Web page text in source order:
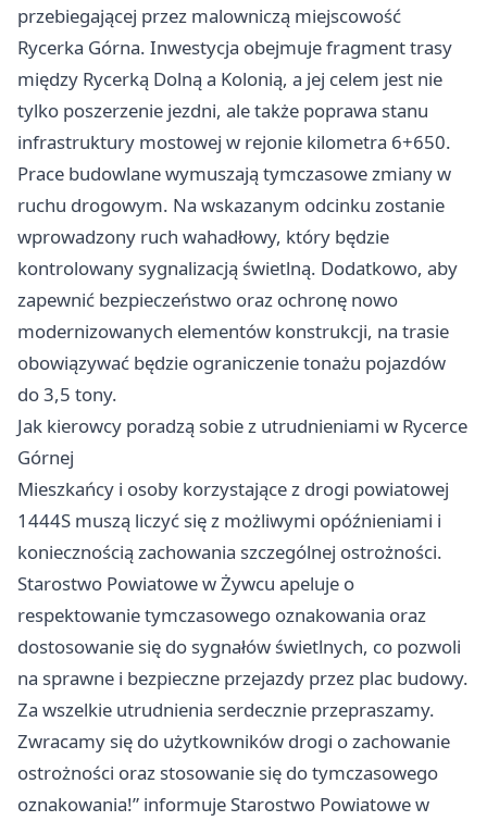
przebiegającej przez malowniczą miejscowość
Rycerka Górna. Inwestycja obejmuje fragment trasy
między Rycerką Dolną a Kolonią, a jej celem jest nie
tylko poszerzenie jezdni, ale także poprawa stanu
infrastruktury mostowej w rejonie kilometra 6+650.
Prace budowlane wymuszają tymczasowe zmiany w
ruchu drogowym. Na wskazanym odcinku zostanie
wprowadzony ruch wahadłowy, który będzie
kontrolowany sygnalizacją świetlną. Dodatkowo, aby
zapewnić bezpieczeństwo oraz ochronę nowo
modernizowanych elementów konstrukcji, na trasie
obowiązywać będzie ograniczenie tonażu pojazdów
do 3,5 tony.
Jak kierowcy poradzą sobie z utrudnieniami w Rycerce
Górnej
Mieszkańcy i osoby korzystające z drogi powiatowej
1444S muszą liczyć się z możliwymi opóźnieniami i
koniecznością zachowania szczególnej ostrożności.
Starostwo Powiatowe w Żywcu apeluje o
respektowanie tymczasowego oznakowania oraz
dostosowanie się do sygnałów świetlnych, co pozwoli
na sprawne i bezpieczne przejazdy przez plac budowy.
Za wszelkie utrudnienia serdecznie przepraszamy.
Zwracamy się do użytkowników drogi o zachowanie
ostrożności oraz stosowanie się do tymczasowego
oznakowania!” informuje Starostwo Powiatowe w